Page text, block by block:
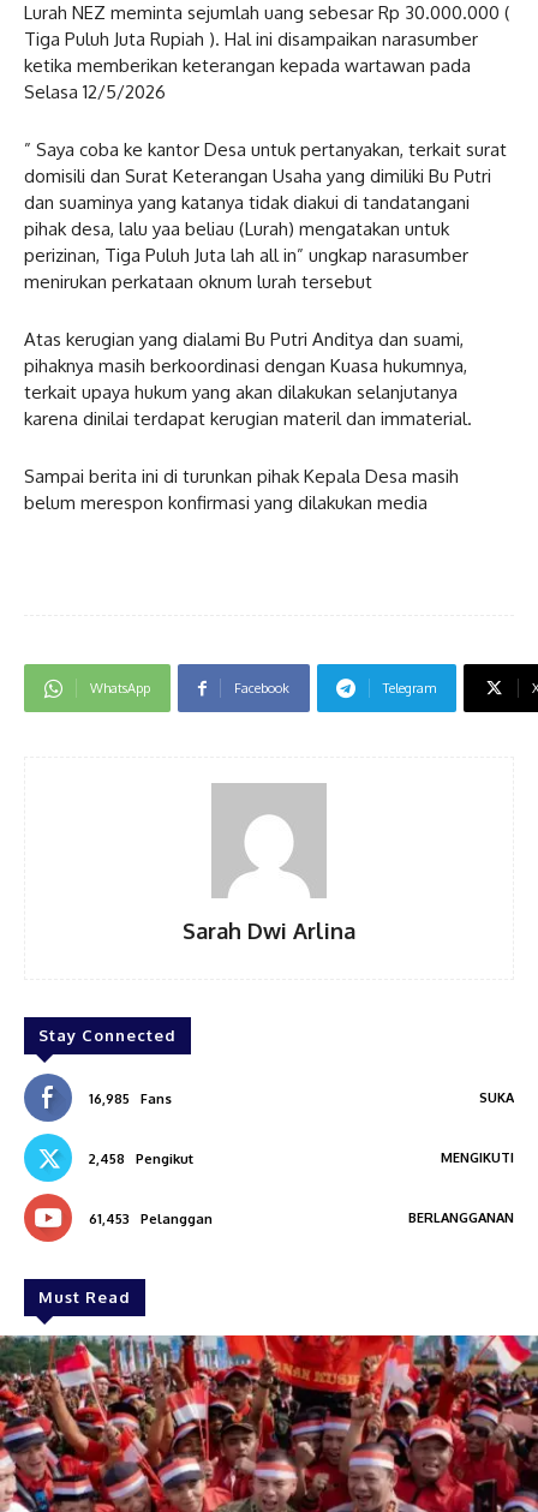
Lurah NEZ meminta sejumlah uang sebesar Rp 30.000.000 (
Tiga Puluh Juta Rupiah ). Hal ini disampaikan narasumber
ketika memberikan keterangan kepada wartawan pada
Selasa 12/5/2026
” Saya coba ke kantor Desa untuk pertanyakan, terkait surat
domisili dan Surat Keterangan Usaha yang dimiliki Bu Putri
dan suaminya yang katanya tidak diakui di tandatangani
pihak desa, lalu yaa beliau (Lurah) mengatakan untuk
perizinan, Tiga Puluh Juta lah all in” ungkap narasumber
menirukan perkataan oknum lurah tersebut
Atas kerugian yang dialami Bu Putri Anditya dan suami,
pihaknya masih berkoordinasi dengan Kuasa hukumnya,
terkait upaya hukum yang akan dilakukan selanjutanya
karena dinilai terdapat kerugian materil dan immaterial.
Sampai berita ini di turunkan pihak Kepala Desa masih
belum merespon konfirmasi yang dilakukan media
WhatsApp Facebook Telegram
Sarah Dwi Arlina
Stay Connected
16,985 Fans SUKA
2,458 Pengikut MENGIKUTI
61,453 Pelanggan BERLANGGANAN
Must Read